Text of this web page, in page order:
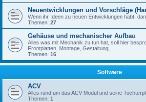
Neuentwicklungen und Vorschläge
Wenn ihr Ideen zu neuen Entwicklungen habt,
Themen: 27
Gehäuse und mechanischer Aufbau
Alles was mit Mechanik zu tun hat, soll hier
Frontplatten, Montage, Gestaltung, ...
Themen: 16
Software
ACV
Alles rund um das ACV-Modul und seine
Themen: 1